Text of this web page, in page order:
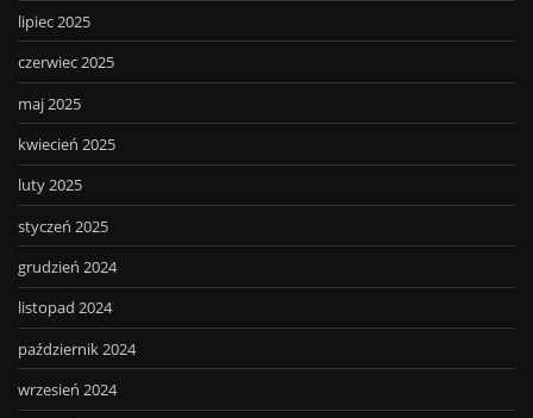
lipiec 2025
czerwiec 2025
maj 2025
kwiecień 2025
luty 2025
styczeń 2025
grudzień 2024
listopad 2024
październik 2024
wrzesień 2024